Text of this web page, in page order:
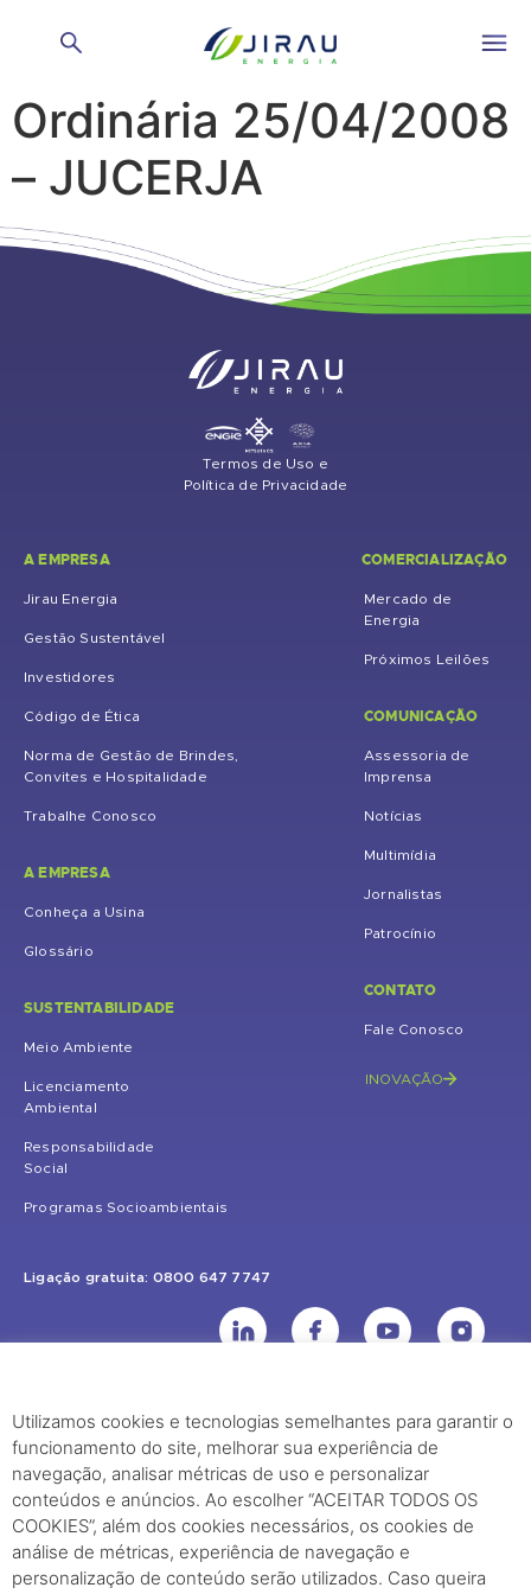
Ata Assembleia Geral
Ordinária 25/04/2008
– JUCERJA
Termos de Uso e
Política de Privacidade
A EMPRESA
Jirau Energia
Gestão Sustentável
Investidores
Código de Ética
Norma de Gestão de Brindes,
Convites e Hospitalidade
Trabalhe Conosco
A EMPRESA
Conheça a Usina
Glossário
SUSTENTABILIDADE
Meio Ambiente
Licenciamento
Ambiental
Responsabilidade
Social
Programas Socioambientais
COMERCIALIZAÇÃO
Mercado de
Energia
Próximos Leilões
COMUNICAÇÃO
Assessoria de
Imprensa
Notícias
Multimídia
Jornalistas
Patrocínio
CONTATO
Fale Conosco
INOVAÇÃO
Ligação gratuita: 0800 647 7747
UHE Jirau
Rodovia BR-364, KM 824 S/Nº - Distrito de Jaci Paraná – Porto Velho
(RO) – CEP: 76840-000 – Telefone: (69) 2182.8600
Utilizamos cookies e tecnologias semelhantes para garantir o
funcionamento do site, melhorar sua experiência de
navegação, analisar métricas de uso e personalizar
conteúdos e anúncios. Ao escolher “ACEITAR TODOS OS
COOKIES”, além dos cookies necessários, os cookies de
análise de métricas, experiência de navegação e
personalização de conteúdo serão utilizados. Caso queira